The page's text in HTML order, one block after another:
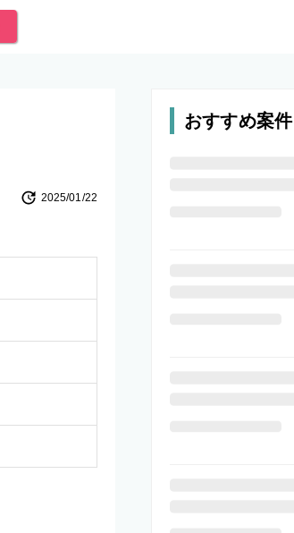
2025/01/22
おすすめ案